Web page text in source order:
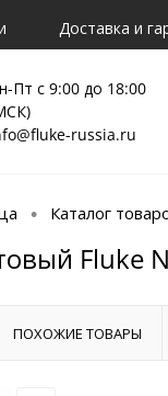
Доставка и
Пт с 9:00 до 18:00
russia.ru
• Каталог
Fluke
ПОХОЖИЕ ТОВАРЫ